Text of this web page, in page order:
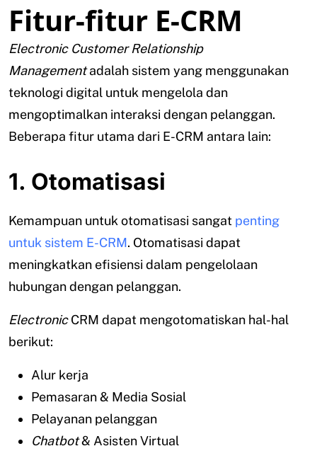
Fitur-fitur E-CRM
Electronic Customer Relationship
Managementadalah sistem yang menggunakan
teknologi digital untuk mengelola dan
mengoptimalkan interaksi dengan pelanggan.
Beberapa fitur utama dari E-CRM antara lain:
1. Otomatisasi
Kemampuan untuk otomatisasi sangat penting
untuk sistem E-CRM. Otomatisasi dapat
meningkatkan efisiensi dalam pengelolaan
hubungan dengan pelanggan.
ElectronicCRM dapat mengotomatiskan hal-hal
berikut:
Alur kerja
Pemasaran & Media Sosial
Pelayanan pelanggan
Chatbot& Asisten Virtual